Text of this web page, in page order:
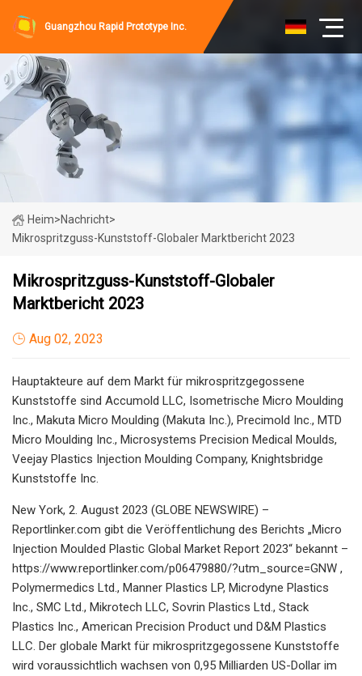
Guangzhou Rapid Prototype Inc.
Heim>Nachricht>
Mikrospritzguss-Kunststoff-Globaler Marktbericht 2023
Mikrospritzguss-Kunststoff-Globaler
Marktbericht 2023
Aug 02, 2023
Hauptakteure auf dem Markt für mikrospritzgegossene
Kunststoffe sind Accumold LLC, Isometrische Micro Moulding
Inc., Makuta Micro Moulding (Makuta Inc.), Precimold Inc., MTD
Micro Moulding Inc., Microsystems Precision Medical Moulds,
Veejay Plastics Injection Moulding Company, Knightsbridge
Kunststoffe Inc.
New York, 2. August 2023 (GLOBE NEWSWIRE) –
Reportlinker.com gibt die Veröffentlichung des Berichts „Micro
Injection Moulded Plastic Global Market Report 2023“ bekannt –
https://www.reportlinker.com/p06479880/?utm_source=GNW ,
Polymermedics Ltd., Manner Plastics LP, Microdyne Plastics
Inc., SMC Ltd., Mikrotech LLC, Sovrin Plastics Ltd., Stack
Plastics Inc., American Precision Product und D&M Plastics
LLC. Der globale Markt für mikrospritzgegossene Kunststoffe
wird voraussichtlich wachsen von 0,95 Milliarden US-Dollar im